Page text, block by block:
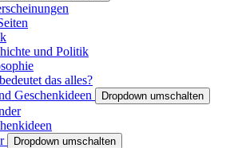
und Politik
das alles?
Geschenkideen
Dropdown umschalten
Dropdown umschalten